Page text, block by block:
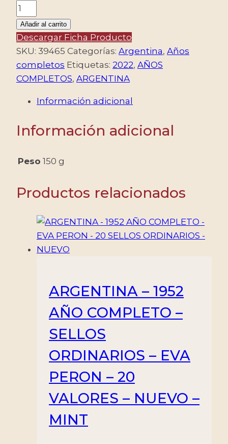
ARGENTINA
-
2022
AÑO
COMPLETO
-
SELLOS
ORDINARIO
SELLO
CARNETS
BLOQUES
cantidad
Añadir al carrito
Descargar Ficha Producto
SKU: 39465 Categorías: Argentina, Años
completos Etiquetas: 2022, AÑOS
COMPLETOS, ARGENTINA
Información adicional
Información adicional
Peso 150 g
Productos relacionados
ARGENTINA – 1952
AÑO COMPLETO –
SELLOS
ORDINARIOS – EVA
PERON – 20
VALORES – NUEVO –
MINT